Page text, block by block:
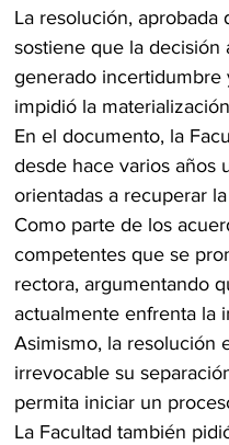
La resolución,
sostiene que la
generado incertidumbre
impidió la
En el documento, la
desde hace varios años
orientadas a recuperar
Como parte de los
competentes que se
rectora, argumentando
actualmente enfrenta la
Asimismo, la resolución
irrevocable su
permita iniciar un
La Facultad también